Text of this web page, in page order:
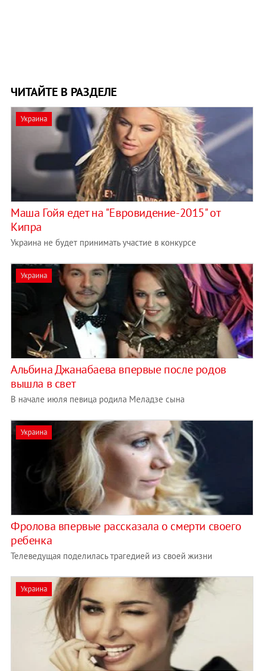
ЧИТАЙТЕ В РАЗДЕЛЕ
Украина
Маша Гойя едет на "Евровидение-2015" от
Кипра
Украина не будет принимать участие в конкурсе
Украина
Альбина Джанабаева впервые после родов
вышла в свет
В начале июля певица родила Меладзе сына
Украина
Фролова впервые рассказала о смерти своего
ребенка
Телеведущая поделилась трагедией из своей жизни
Украина